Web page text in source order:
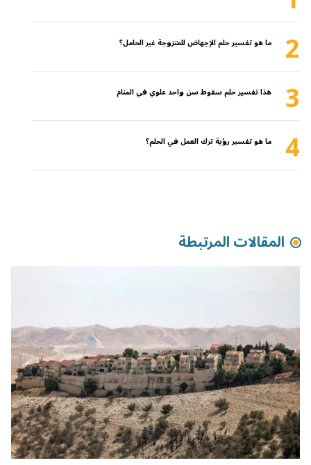
2 ما هو تفسير حلم الإجهاض للمتزوجة غير الحامل؟
3 هذا تفسير حلم سقوط سن واحد علوي في المنام
4 ما هو تفسير رؤية ترك العمل في الحلم؟
المقالات المرتبطة